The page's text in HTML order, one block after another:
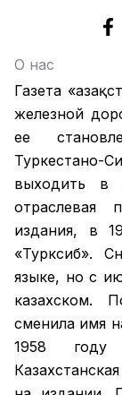
О нас
Газета
железной
ее
выходить в
отраслевая
издания, в
«Турксиб».
языке, но с
казахском.
сменила имя
1958 году